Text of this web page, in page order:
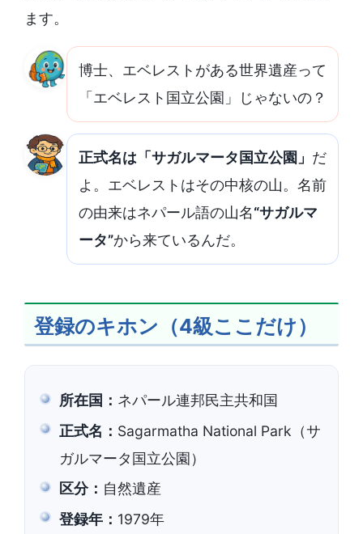
ます。
博士、エベレストがある世界遺産って
「エベレスト国立公園」じゃないの？
正式名は「サガルマータ国立公園」 だ
よ。エベレストはその中核の山。名前
の由来はネパール語の山名“サガルマ
ータ”から来ているんだ。
登録のキホン（4級ここだけ）
所在国： ネパール連邦民主共和国
正式名： Sagarmatha National Park（サ
ガルマータ国立公園）
区分： 自然遺産
登録年： 1979年